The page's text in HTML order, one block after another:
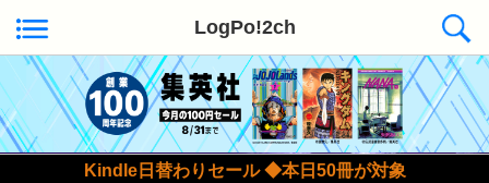
LogPo!2ch
Kindle日替わりセール ◆本日50冊が対象